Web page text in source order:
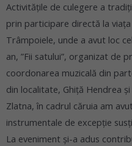
Activitățile de culegere a
prin participare directă la
Trâmpoiele, unde a avut loc
an, ”Fii satului”, organizat de
coordonarea muzicală din
din localitate, Ghiță Hendrea
Zlatna, în cadrul căruia am
instrumentale de excepție
La eveniment și-a adus